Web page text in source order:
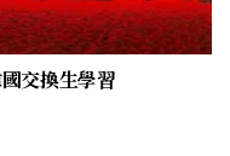
交換生學習